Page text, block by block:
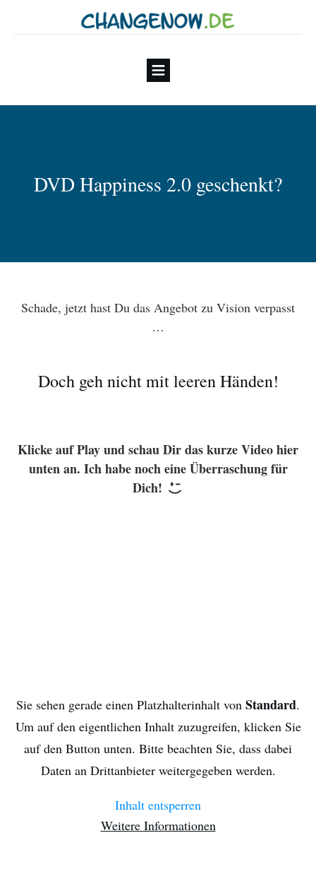
DVD Happiness 2.0 geschenkt?
Schade, jetzt hast Du das Angebot zu Vision verpasst
…
Doch geh nicht mit leeren Händen!
Klicke auf Play und schau Dir das kurze Video hier
unten an. Ich habe noch eine Überraschung für
Dich!
Sie sehen gerade einen Platzhalterinhalt von Standard.
Um auf den eigentlichen Inhalt zuzugreifen, klicken Sie
auf den Button unten. Bitte beachten Sie, dass dabei
Daten an Drittanbieter weitergegeben werden.
Inhalt entsperren
Weitere Informationen